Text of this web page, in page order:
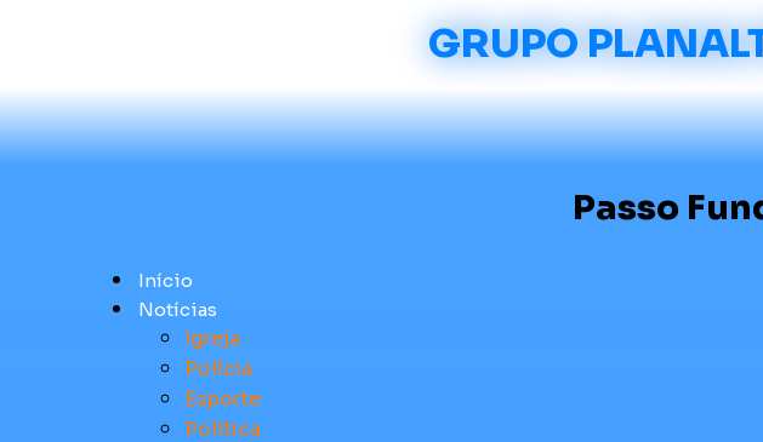
GRUPO
Passo
Início
Notícias
Igreja
Polícia
Esporte
Política